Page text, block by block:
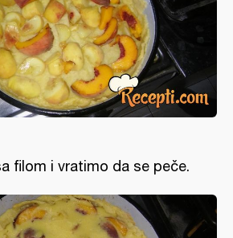
filom i vratimo da se peče.